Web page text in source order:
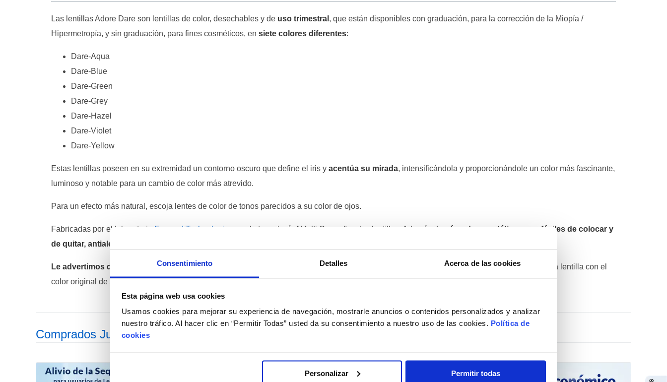
Consentimiento Detalles Acerca de las cookies
Esta página web usa cookies
Usamos cookies para mejorar su experiencia de navegación, mostrarle anuncios o contenidos personalizados y analizar
nuestro tráfico. Al hacer clic en “Permitir Todas” usted da su consentimiento a nuestro uso de las cookies. Política de
cookies
Personalizar Permitir todas
Las lentillas Adore Dare son lentillas de color, desechables y de uso trimestral , que están disponibles con graduación, para la corrección de la Miopía /
Hipermetropía, y sin graduación, para fines cosméticos, en siete colores diferentes:
Dare-Aqua
Dare-Blue
Dare-Green
Dare-Grey
Dare-Hazel
Dare-Violet
Dare-Yellow
Estas lentillas poseen en su extremidad un contorno oscuro que define el iris y acentúa su mirada, intensificándola y proporcionándole un color más fascinante,
luminoso y notable para un cambio de color más atrevido.
Para un efecto más natural, escoja lentes de color de tonos parecidos a su color de ojos.
Fabricadas por el laboratorio Eyemed Technologies con la tecnología "Multi Curves ", estas lentillas. Además de cómodas y estéticas
fáciles de colocar y
de quitar, antialérgicas y de duración prolongada
Le advertimos de que los coloresexhibidos en catálogo pueden no ser reales.El resultado final dependerá de la combinación del color de la lentilla con el
color original de su iris.
Comprados Juntos Habitualmente